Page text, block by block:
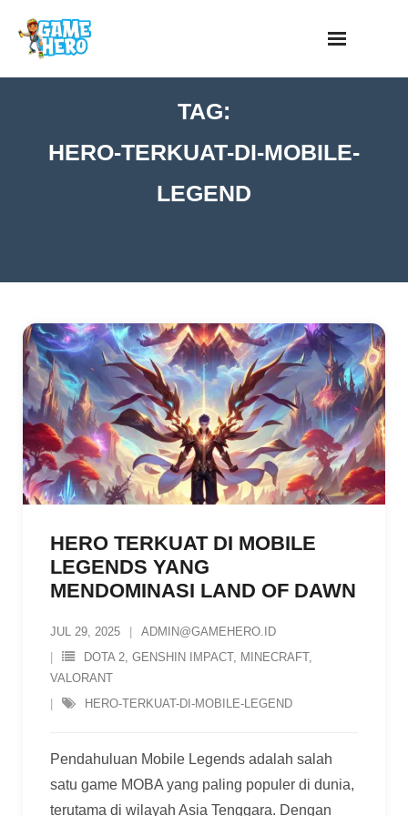
content
TAG:
HERO-TERKUAT-DI-MOBILE-
LEGEND
HERO TERKUAT DI MOBILE
LEGENDS YANG
MENDOMINASI LAND OF DAWN
JUL 29, 2025
ADMIN@GAMEHERO.ID
DOTA 2, GENSHIN IMPACT, MINECRAFT,
VALORANT
HERO-TERKUAT-DI-MOBILE-LEGEND
Pendahuluan Mobile Legends adalah salah
satu game MOBA yang paling populer di dunia,
terutama di wilayah Asia Tenggara. Dengan